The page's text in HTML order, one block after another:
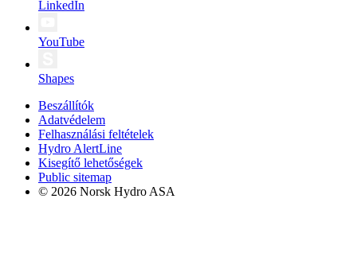
LinkedIn
YouTube
Shapes
Beszállítók
Adatvédelem
Felhasználási feltételek
Hydro AlertLine
Kisegítő lehetőségek
Public sitemap
© 2026 Norsk Hydro ASA